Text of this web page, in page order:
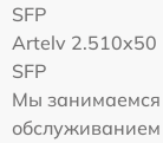
SFP
Artelv 2.510x50
SFP
Мы занимаемся